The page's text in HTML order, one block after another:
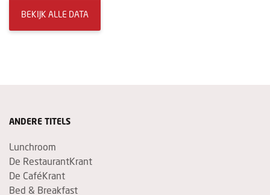
BEKIJK ALLE DATA
ANDERE TITELS
Lunchroom
De RestaurantKrant
De CaféKrant
Bed & Breakfast